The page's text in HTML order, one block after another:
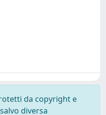
da copyright e
diversa